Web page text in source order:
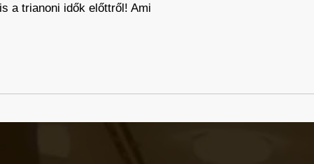
a trianoni idők előttről! Ami